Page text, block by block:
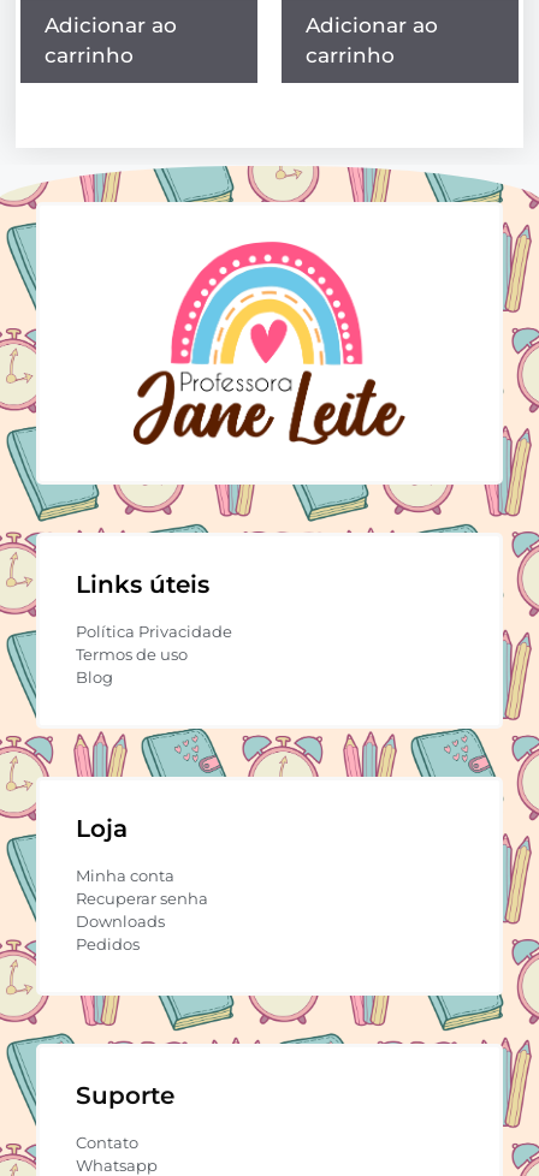
Adicionar ao
carrinho
Adicionar ao
carrinho
Links úteis
Política Privacidade
Termos de uso
Blog
Loja
Minha conta
Recuperar senha
Downloads
Pedidos
Suporte
Contato
Whatsapp